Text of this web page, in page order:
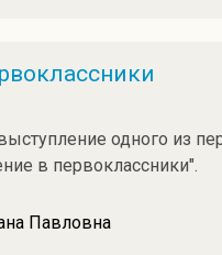
одного из
в первоклассники".
Павловна